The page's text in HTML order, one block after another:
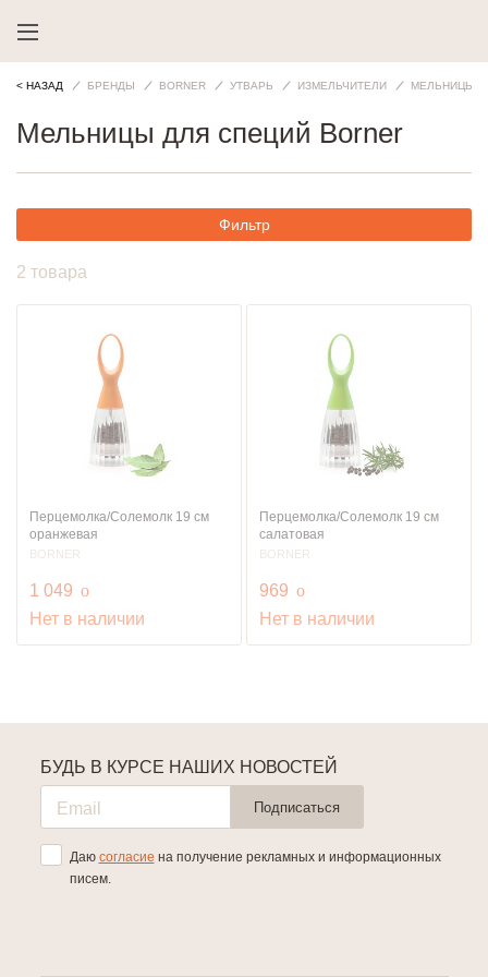
< НАЗАД БРЕНДЫ BORNER УТВАРЬ ИЗМЕЛЬЧИТЕЛИ МЕЛЬНИЦЫ
Мельницы для специй Borner
Фильтр
2 товара
Перцемолка/Солемолк 19 см
оранжевая
BORNER
1 049 руб.
o
Нет в наличии
Перцемолка/Солемолк 19 см
салатовая
BORNER
969 руб.
o
Нет в наличии
БУДЬ В КУРСЕ НАШИХ НОВОСТЕЙ
Подписаться
Даю согласие на получение рекламных и информационных
писем.